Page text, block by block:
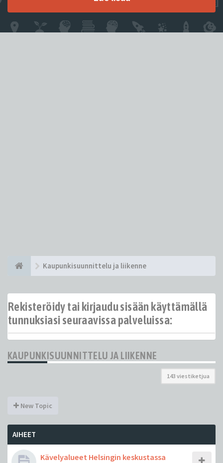
Kaupunkisuunnittelu ja liikenne
Rekisteröidy tai kirjaudu sisään käyttämällä
tunnuksiasi seuraavissa palveluissa:
KAUPUNKISUUNNITTELU JA LIIKENNE
143 viestiketjua
New Topic
AIHEET
Kävelyalueet Helsingin keskustassa